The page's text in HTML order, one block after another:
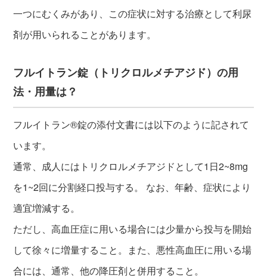
一つにむくみがあり、この症状に対する治療として利尿
剤が用いられることがあります。
フルイトラン錠（トリクロルメチアジド）の用
法・用量は？
フルイトラン®錠の添付文書には以下のように記されて
います。
通常、成人にはトリクロルメチアジドとして1日2~8mg
を1~2回に分割経口投与する。 なお、年齢、症状により
適宜増減する。
ただし、高血圧症に用いる場合には少量から投与を開始
して徐々に増量すること。また、悪性高血圧に用いる場
合には、通常、他の降圧剤と併用すること。